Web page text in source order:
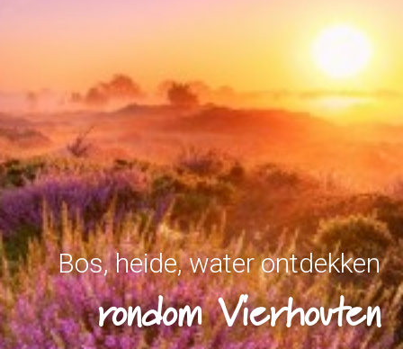
Bos, heide, water ontdekken
rondom Vierhouten